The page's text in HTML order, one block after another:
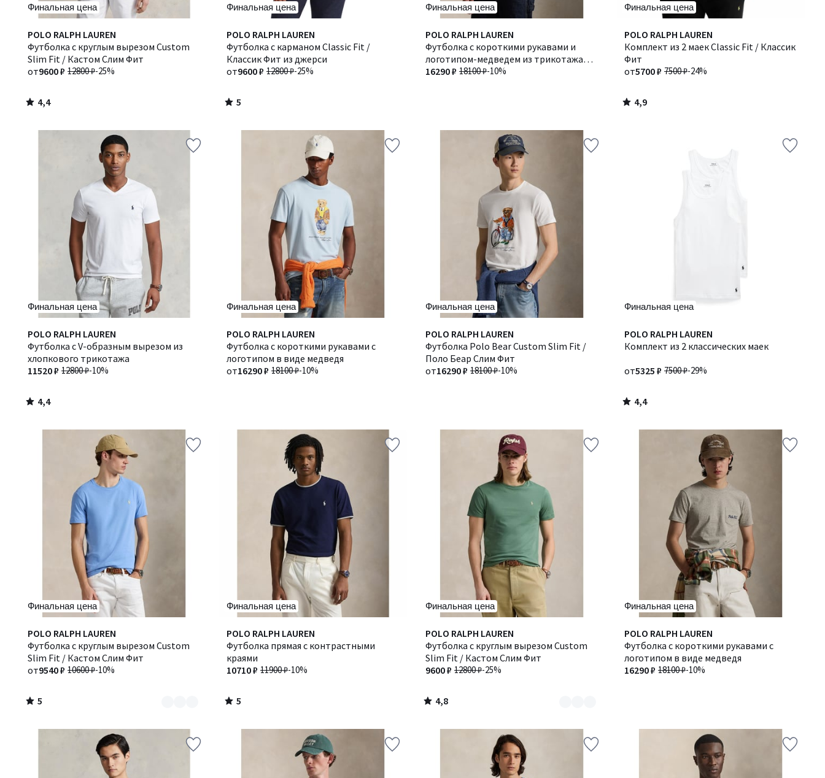
Финальная цена
POLO RALPH LAUREN
Футболка с круглым вырезом Custom
Slim Fit / Кастом Слим Фит
12800 ₽-25%
от9600 ₽
4,4
/ 5
4,4
/
Финальная цена
POLO RALPH LAUREN
Футболка с карманом Classic Fit /
Классик Фит из джерси
12800 ₽-25%
от9600 ₽
5
/
5
5
/
Финальная цена
POLO RALPH LAUREN
Футболка с короткими рукавами и
логотипом-медведем из трикотажа
джерси 18100 ₽-10%
16290 ₽
Финальная цена
POLO RALPH LAUREN
Комплект из 2 маек Classic Fit / Классик
Фит
7500 ₽-24%
от5700 ₽
4,9
/ 5
4,9
/
Финальная цена
POLO RALPH LAUREN
Футболка с V-образным вырезом из
хлопкового трикотажа
12800 ₽-10%
11520 ₽
4,4
/ 5
4,4
/
Финальная цена
POLO RALPH LAUREN
Футболка с короткими рукавами с
логотипом в виде медведя
18100 ₽-10%
от16290 ₽
Финальная цена
POLO RALPH LAUREN
Футболка Polo Bear Custom Slim Fit /
Поло Беар Слим Фит
18100 ₽-10%
от16290 ₽
Финальная цена
POLO RALPH LAUREN
Комплект из 2 классических маек
7500 ₽-29%
от5325 ₽
4,4
/ 5
4,4
/
Финальная цена
POLO RALPH LAUREN
Футболка с круглым вырезом Custom
Slim Fit / Кастом Слим Фит
10600 ₽-10%
от9540 ₽
5
/
5
Количество
цветов:
3
5
/
Финальная цена
POLO RALPH LAUREN
Футболка прямая с контрастными
краями
11900 ₽-10%
10710 ₽
5
/
5
5
/
Финальная цена
POLO RALPH LAUREN
Футболка с круглым вырезом Custom
Slim Fit / Кастом Слим Фит
12800 ₽-25%
9600 ₽
4,8
/ 5
Количество
цветов:
2
4,8
/
Финальная цена
POLO RALPH LAUREN
Футболка с короткими рукавами с
логотипом в виде медведя
18100 ₽-10%
16290 ₽